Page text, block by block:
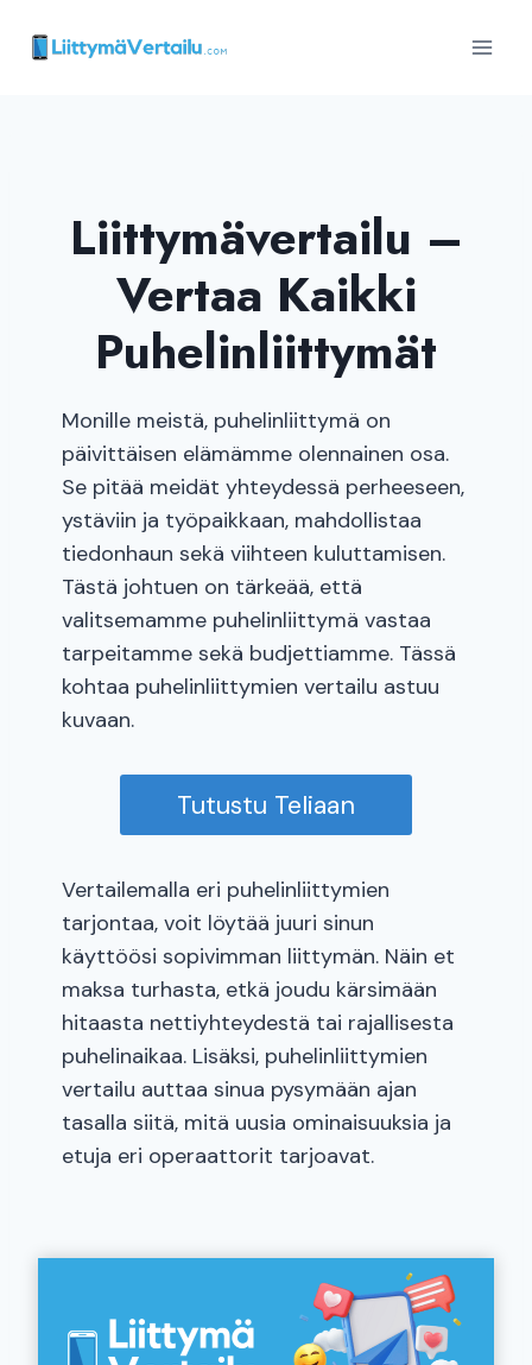
sisältöön
Liittymävertailu –
Vertaa Kaikki
Puhelinliittymät
Monille meistä, puhelinliittymä on
päivittäisen elämämme olennainen osa.
Se pitää meidät yhteydessä perheeseen,
ystäviin ja työpaikkaan, mahdollistaa
tiedonhaun sekä viihteen kuluttamisen.
Tästä johtuen on tärkeää, että
valitsemamme puhelinliittymä vastaa
tarpeitamme sekä budjettiamme. Tässä
kohtaa puhelinliittymien vertailu astuu
kuvaan.
Tutustu Teliaan
Vertailemalla eri puhelinliittymien
tarjontaa, voit löytää juuri sinun
käyttöösi sopivimman liittymän. Näin et
maksa turhasta, etkä joudu kärsimään
hitaasta nettiyhteydestä tai rajallisesta
puhelinaikaa. Lisäksi, puhelinliittymien
vertailu auttaa sinua pysymään ajan
tasalla siitä, mitä uusia ominaisuuksia ja
etuja eri operaattorit tarjoavat.